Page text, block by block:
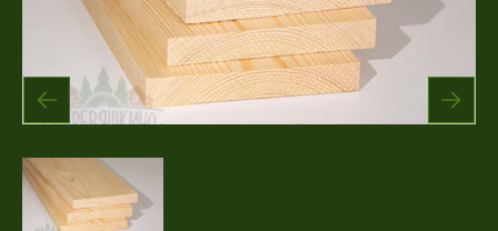
О компании
Контакты
Соглашение об обработке
персональных данных